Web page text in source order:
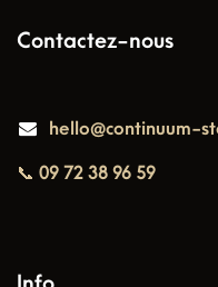
Contactez-nous
hello@continuum-
📞 09 72 38 96 59